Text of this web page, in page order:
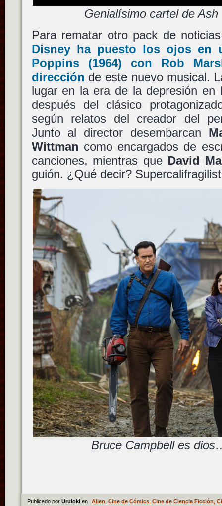
Genialísimo cartel de
Para rematar otro pack de
Disneyha puesto los ojos en
Poppins(1964) con Rob
dirección de este nuevo musical.
lugar en la era de la depresión en
después del clásico
según relatos del creador del
Junto al director desembarcan
Wittman como encargados de
canciones, mientras que David
guión. ¿Qué decir?
Bruce Campbell es
Publicado por Uruloki en Alien Cine de Cómics, Cine de Ciencia Ficción